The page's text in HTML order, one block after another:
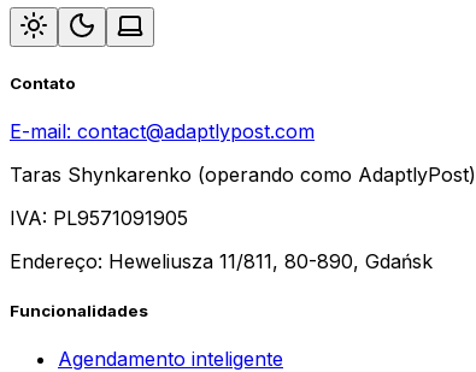
Contato
E-mail: contact@adaptlypost.com
Taras Shynkarenko (operando como AdaptlyPost)
IVA: PL9571091905
Endereço: Heweliusza 11/811, 80-890, Gdańsk
Funcionalidades
Agendamento inteligente